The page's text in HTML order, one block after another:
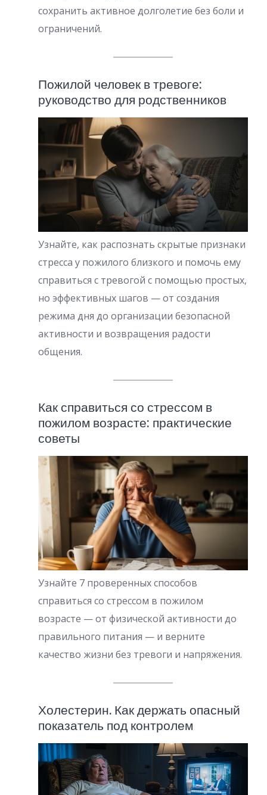
сохранить активное долголетие без боли и
ограничений.
Пожилой человек в тревоге:
руководство для родственников
Узнайте, как распознать скрытые признаки
стресса у пожилого близкого и помочь ему
справиться с тревогой с помощью простых,
но эффективных шагов — от создания
режима дня до организации безопасной
активности и возвращения радости
общения.
Как справиться со стрессом в
пожилом возрасте: практические
советы
Узнайте 7 проверенных способов
справиться со стрессом в пожилом
возрасте — от физической активности до
правильного питания — и верните
качество жизни без тревоги и напряжения.
Холестерин. Как держать опасный
показатель под контролем